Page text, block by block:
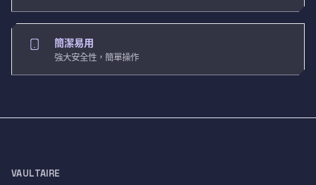
簡潔易用
強大安全性，簡單操作
VAULTAIRE